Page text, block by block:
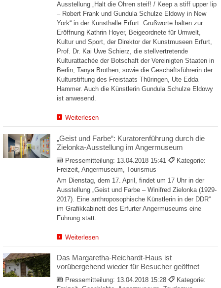
Ausstellung „Halt die Ohren steif! / Keep a stiff upper lip
– Robert Frank und Gundula Schulze Eldowy in New
York“ in der Kunsthalle Erfurt. Grußworte halten zur
Eröffnung Kathrin Hoyer, Beigeordnete für Umwelt,
Kultur und Sport, der Direktor der Kunstmuseen Erfurt,
Prof. Dr. Kai Uwe Schierz, die stellvertretende
Kulturattachée der Botschaft der Vereinigten Staaten in
Berlin, Tanya Brothen, sowie die Geschäftsführerin der
Kulturstiftung des Freistaats Thüringen, Ute Edda
Hammer. Auch die Künstlerin Gundula Schulze Eldowy
ist anwesend.
Weiterlesen
„Geist und Farbe“: Kuratorenführung durch die
Zielonka-Ausstellung im Angermuseum
Pressemitteilung: 13.04.2018 15:41
Kategorie:
Freizeit, Angermuseum, Tourismus
Am Dienstag, dem 17. April, findet um 17 Uhr in der
Ausstellung „Geist und Farbe – Winifred Zielonka (1929-
2017). Eine anthroposophische Künstlerin in der DDR“
im Grafikkabinett des Erfurter Angermuseums eine
Führung statt.
Weiterlesen
Das Margaretha-Reichardt-Haus ist
vorübergehend wieder für Besucher geöffnet
Pressemitteilung: 13.04.2018 15:28
Kategorie: